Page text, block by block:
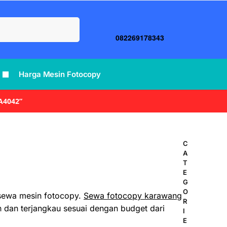
082269178343
Harga Mesin Fotocopy
mesin fotocopy. Sewa fotocopy karawang
terjangkau sesuai dengan budget dari
C
A
T
E
G
O
R
I
E